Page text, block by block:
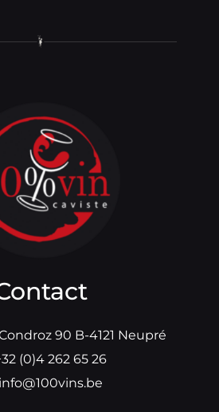
90 B-4121 Neupré
(0)4 262 65 26
info@100vins.be